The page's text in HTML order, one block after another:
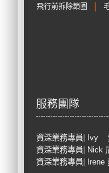
飛行前拆除鎖圈
服務團隊
資深業務專員 | Ivy
資深業務專員 | Nick
資深業務專員| Irene